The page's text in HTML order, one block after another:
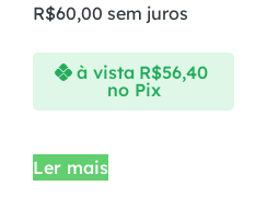
R$60,00 sem juros
à vista R$56,40
no Pix
Ler mais